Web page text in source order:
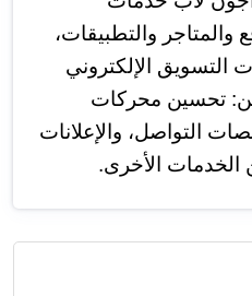
والمتاجر والتطبيقات،
التسويق الإلكتروني
تحسين محركات
التواصل، والإعلانات
الخدمات الأخرى.